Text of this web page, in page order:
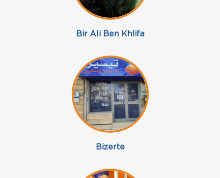
Bir Ali Ben Khlifa
Bizerte